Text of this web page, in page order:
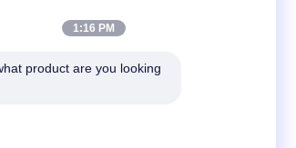
Papier
verre de papier
1:16 PM
product are you looking